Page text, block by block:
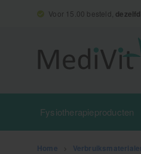
Voor 15.00 besteld,
Fysiotherapieproducten
Home